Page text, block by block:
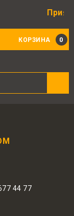
Приятный
КОРЗИНА 0
44 77
руб.